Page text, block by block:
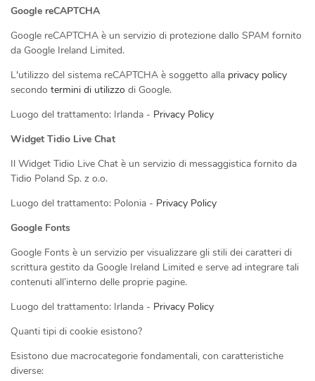
Google reCAPTCHA
Google reCAPTCHA è un servizio di protezione dallo SPAM fornito
da Google Ireland Limited.
L'utilizzo del sistema reCAPTCHA è soggetto alla privacy policy
secondo termini di utilizzo di Google.
Luogo del trattamento: Irlanda - Privacy Policy
Widget Tidio Live Chat
Il Widget Tidio Live Chat è un servizio di messaggistica fornito da
Tidio Poland Sp. z o.o.
Luogo del trattamento: Polonia - Privacy Policy
Google Fonts
Google Fonts è un servizio per visualizzare gli stili dei caratteri di
scrittura gestito da Google Ireland Limited e serve ad integrare tali
contenuti all’interno delle proprie pagine.
Luogo del trattamento: Irlanda - Privacy Policy
Quanti tipi di cookie esistono?
Esistono due macrocategorie fondamentali, con caratteristiche
diverse: